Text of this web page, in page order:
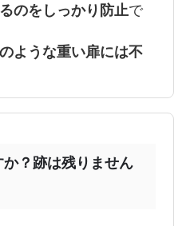
のをしっかり防止で
ような重い扉には不
？跡は残りません